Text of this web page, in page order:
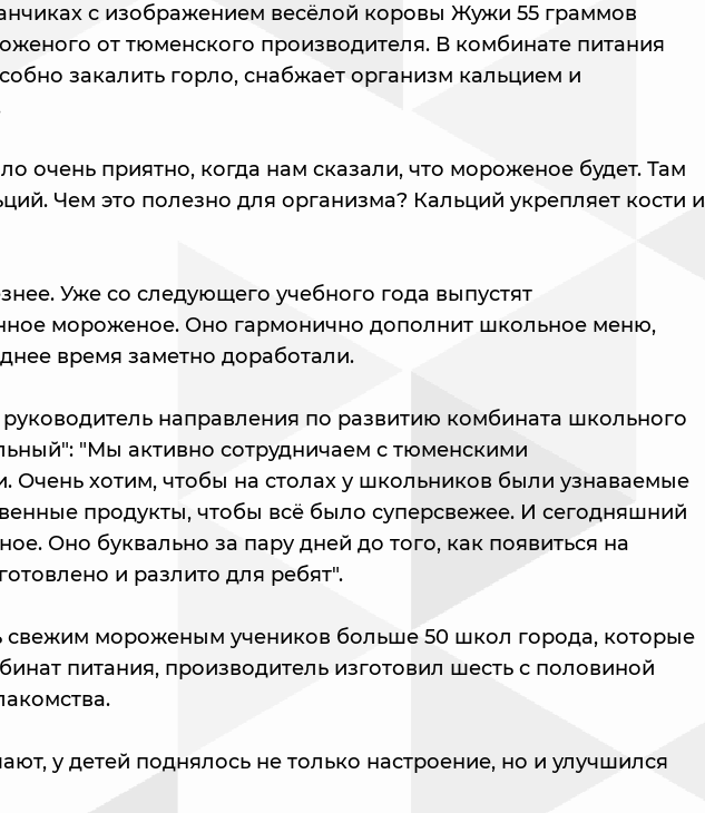
с изображением весёлой коровы Жужи 55 граммов
от тюменского производителя. В комбинате питания
закалить горло, снабжает организм кальцием и
очень приятно, когда нам сказали, что мороженое будет. Там
Чем это полезно для организма? Кальций укрепляет кости и
Уже со следующего учебного года выпустят
мороженое. Оно гармонично дополнит школьное меню,
время заметно доработали.
направления по развитию комбината школьного
"Мы активно сотрудничаем с тюменскими
Очень хотим, чтобы на столах у школьников были узнаваемые
продукты, чтобы всё было суперсвежее. И сегодняшний
Оно буквально за пару дней до того, как появиться на
и разлито для ребят".
свежим мороженым учеников больше 50 школ города, которые
питания, производитель изготовил шесть с половиной
у детей поднялось не только настроение, но и улучшился